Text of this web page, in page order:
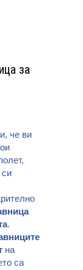
за
че ви
си
.
на
са